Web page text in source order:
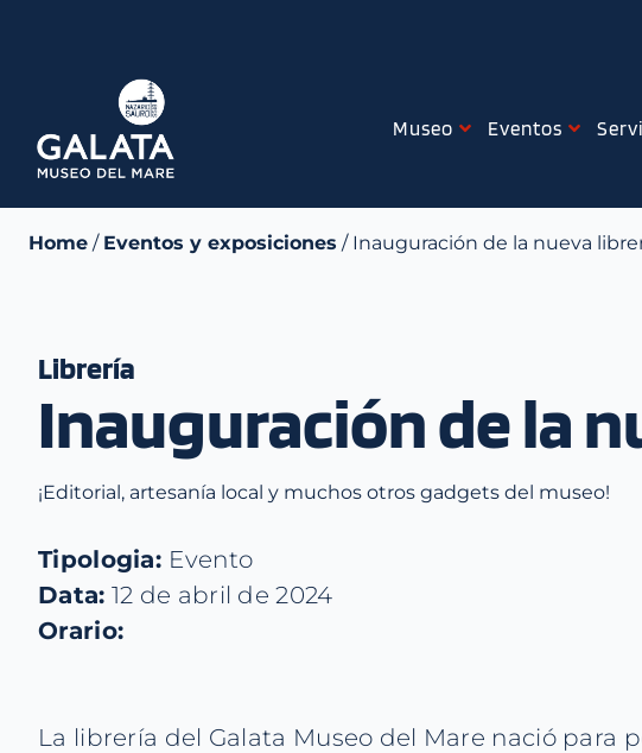
Museo Eventos
Home / Eventos y exposiciones / Inauguración de la nueva
Librería
Inauguración de la
¡Editorial, artesanía local y muchos otros gadgets del museo!
Tipologia: Evento
Data: 12 de abril de 2024
Orario:
La librería del Galata Museo del Mare nació